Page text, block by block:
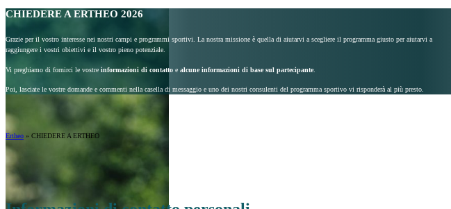
CHIEDERE A ERTHEO 2026
Grazie per il vostro interesse nei nostri campi e programmi sportivi. La nostra missione è quella di aiutarvi a scegliere il programma giusto per aiutarvi a
raggiungere i vostri obiettivi e il vostro pieno potenziale.
Vi preghiamo di fornirci le vostre informazioni di contatto e alcune informazioni di base sul partecipante
Poi, lasciate le vostre domande e commenti nella casella di messaggio e uno dei nostri consulenti del programma sportivo vi risponderà al più presto.
Ertheo » CHIEDERE A ERTHEO